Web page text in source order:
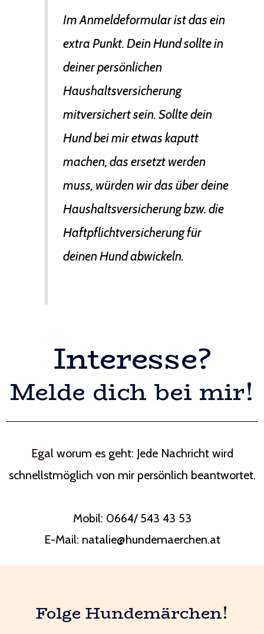
Im Anmeldeformular ist das ein
extra Punkt. Dein Hund sollte in
deiner persönlichen
Haushaltsversicherung
mitversichert sein. Sollte dein
Hund bei mir etwas kaputt
machen, das ersetzt werden
muss, würden wir das über deine
Haushaltsversicherung bzw. die
Haftpflichtversicherung für
deinen Hund abwickeln.
Interesse?
Melde dich bei mir!
Egal worum es geht: Jede Nachricht wird
schnellstmöglich von mir persönlich beantwortet.
Mobil: 0664/ 543 43 53
E-Mail: natalie@hundemaerchen.at
Folge Hundemärchen!